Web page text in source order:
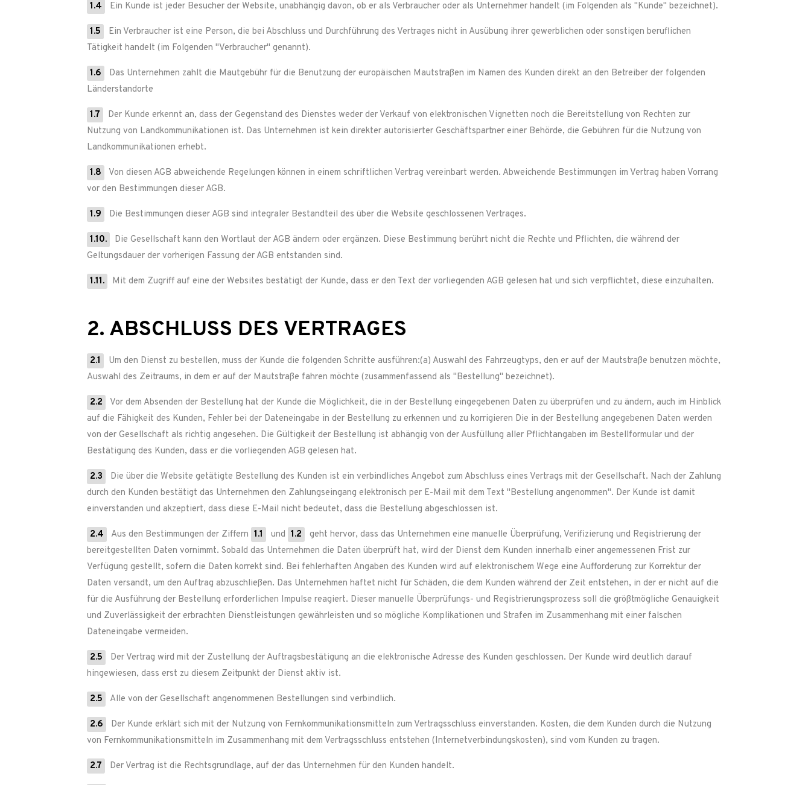
1.4 Ein Kunde ist jeder Besucher der Website, unabhängig davon, ob er als Verbraucher oder als Unternehmer handelt (im Folgenden als "Kunde" bezeichnet).
1.5
Ein Verbraucher ist eine Person, die bei Abschluss und Durchführung des Vertrages nicht in Ausübung ihrer gewerblichen oder sonstigen beruflichen
Tätigkeit handelt (im Folgenden "Verbraucher" genannt).
1.6
Das Unternehmen zahlt die Mautgebühr für die Benutzung der europäischen Mautstraßen im Namen des Kunden direkt an den Betreiber der folgenden
Länderstandorte
1.7
Der Kunde erkennt an, dass der Gegenstand des Dienstes weder der Verkauf von elektronischen Vignetten noch die Bereitstellung von Rechten zur
Nutzung von Landkommunikationen ist. Das Unternehmen ist kein direkter autorisierter Geschäftspartner einer Behörde, die Gebühren für die Nutzung von
Landkommunikationen erhebt.
1.8
Von diesen AGB abweichende Regelungen können in einem schriftlichen Vertrag vereinbart werden. Abweichende Bestimmungen im Vertrag haben Vorrang
vor den Bestimmungen dieser AGB.
1.9 Die Bestimmungen dieser AGB sind integraler Bestandteil des über die Website geschlossenen Vertrages.
1.10.
Die Gesellschaft kann den Wortlaut der AGB ändern oder ergänzen. Diese Bestimmung berührt nicht die Rechte und Pflichten, die während der
Geltungsdauer der vorherigen Fassung der AGB entstanden sind.
1.11. Mit dem Zugriff auf eine der Websites bestätigt der Kunde, dass er den Text der vorliegenden AGB gelesen hat und sich verpflichtet, diese einzuhalten.
2. ABSCHLUSS DES VERTRAGES
2.1
Um den Dienst zu bestellen, muss der Kunde die folgenden Schritte ausführen:(a) Auswahl des Fahrzeugtyps, den er auf der Mautstraße benutzen möchte,
Auswahl des Zeitraums, in dem er auf der Mautstraße fahren möchte (zusammenfassend als "Bestellung" bezeichnet).
2.2
Vor dem Absenden der Bestellung hat der Kunde die Möglichkeit, die in der Bestellung eingegebenen Daten zu überprüfen und zu ändern, auch im Hinblick
auf die Fähigkeit des Kunden, Fehler bei der Dateneingabe in der Bestellung zu erkennen und zu korrigieren Die in der Bestellung angegebenen Daten werden
von der Gesellschaft als richtig angesehen. Die Gültigkeit der Bestellung ist abhängig von der Ausfüllung aller Pflichtangaben im Bestellformular und der
Bestätigung des Kunden, dass er die vorliegenden AGB gelesen hat.
2.3
Die über die Website getätigte Bestellung des Kunden ist ein verbindliches Angebot zum Abschluss eines Vertrags mit der Gesellschaft. Nach der Zahlung
durch den Kunden bestätigt das Unternehmen den Zahlungseingang elektronisch per E-Mail mit dem Text "Bestellung angenommen". Der Kunde ist damit
einverstanden und akzeptiert, dass diese E-Mail nicht bedeutet, dass die Bestellung abgeschlossen ist.
2.4 Aus den Bestimmungen der Ziffern 1.1 und 1.2
geht hervor, dass das Unternehmen eine manuelle Überprüfung, Verifizierung und Registrierung der
bereitgestellten Daten vornimmt. Sobald das Unternehmen die Daten überprüft hat, wird der Dienst dem Kunden innerhalb einer angemessenen Frist zur
Verfügung gestellt, sofern die Daten korrekt sind. Bei fehlerhaften Angaben des Kunden wird auf elektronischem Wege eine Aufforderung zur Korrektur der
Daten versandt, um den Auftrag abzuschließen. Das Unternehmen haftet nicht für Schäden, die dem Kunden während der Zeit entstehen, in der er nicht auf die
für die Ausführung der Bestellung erforderlichen Impulse reagiert. Dieser manuelle Überprüfungs- und Registrierungsprozess soll die größtmögliche Genauigkeit
und Zuverlässigkeit der erbrachten Dienstleistungen gewährleisten und so mögliche Komplikationen und Strafen im Zusammenhang mit einer falschen
Dateneingabe vermeiden.
2.5
Der Vertrag wird mit der Zustellung der Auftragsbestätigung an die elektronische Adresse des Kunden geschlossen. Der Kunde wird deutlich darauf
hingewiesen, dass erst zu diesem Zeitpunkt der Dienst aktiv ist.
2.5 Alle von der Gesellschaft angenommenen Bestellungen sind verbindlich.
2.6
Der Kunde erklärt sich mit der Nutzung von Fernkommunikationsmitteln zum Vertragsschluss einverstanden. Kosten, die dem Kunden durch die Nutzung
von Fernkommunikationsmitteln im Zusammenhang mit dem Vertragsschluss entstehen (Internetverbindungskosten), sind vom Kunden zu tragen.
2.7 Der Vertrag ist die Rechtsgrundlage, auf der das Unternehmen für den Kunden handelt.